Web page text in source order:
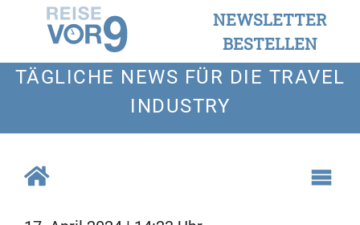
NEWSLETTER
BESTELLEN
TÄGLICHE NEWS FÜR DIE TRAVEL
INDUSTRY